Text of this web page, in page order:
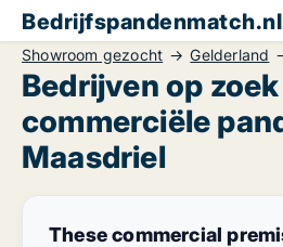
Bedrijfspandenmatch.nl
Showroom gezocht Gelderland
Bedrijven op
commerciële
Maasdriel
These commercial